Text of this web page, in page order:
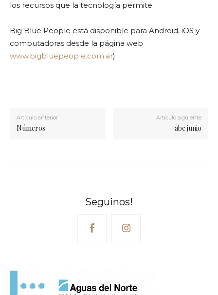
los recursos que la tecnología permite.
Big Blue People está disponible para Android, iOS y
computadoras desde la página web
www.bigbluepeople.com.ar).
Artículo anterior
Números
Artículo siguiente
abc junio
Seguinos!